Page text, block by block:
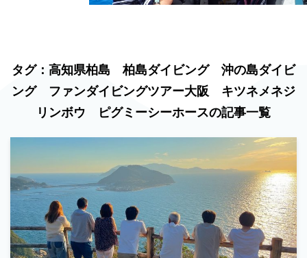
タグ：高知県柏島 柏島ダイビング 沖の島ダイビ
ング ファンダイビングツアー大阪 キツネメネジ
リンボウ ピグミーシーホースの記事一覧